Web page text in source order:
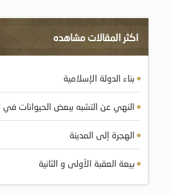
اكثر المقالات مشاهده
بناء الدولة الإسلامية
النهي عن التشبه ببعض الحيوانات في
الهجرة إلى المدينة
بيعة العقبة الأولى و الثانية